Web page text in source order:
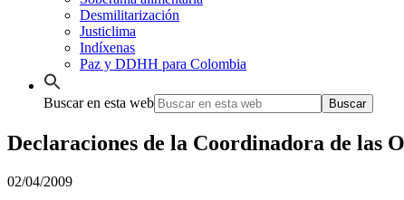
Desmilitarización
Justiclima
Indíxenas
Paz y DDHH para Colombia
Buscar en esta web
Declaraciones de la Coordinadora de las
02/04/2009